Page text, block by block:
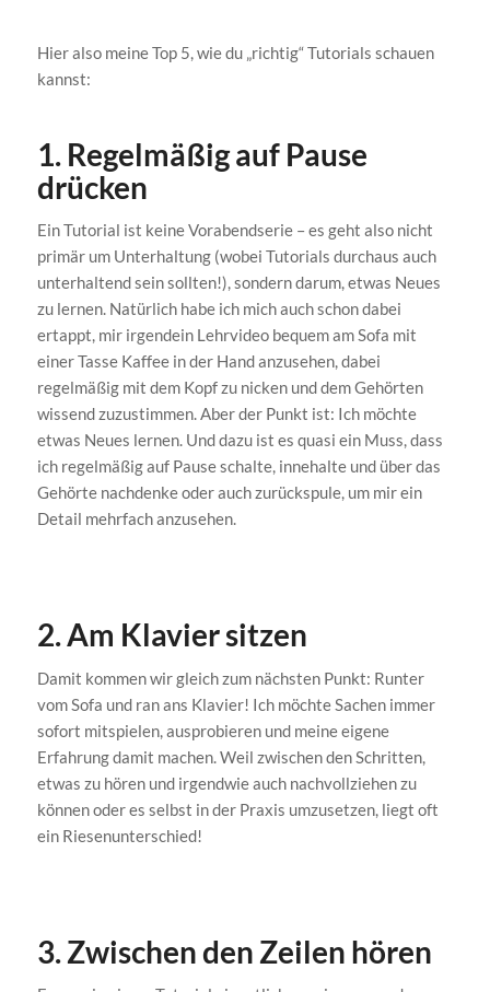
Hier also meine Top 5, wie du „richtig“ Tutorials schauen
kannst:
1. Regelmäßig auf Pause
drücken
Ein Tutorial ist keine Vorabendserie – es geht also nicht
primär um Unterhaltung (wobei Tutorials durchaus auch
unterhaltend sein sollten!), sondern darum, etwas Neues
zu lernen. Natürlich habe ich mich auch schon dabei
ertappt, mir irgendein Lehrvideo bequem am Sofa mit
einer Tasse Kaffee in der Hand anzusehen, dabei
regelmäßig mit dem Kopf zu nicken und dem Gehörten
wissend zuzustimmen. Aber der Punkt ist: Ich möchte
etwas Neues lernen. Und dazu ist es quasi ein Muss, dass
ich regelmäßig auf Pause schalte, innehalte und über das
Gehörte nachdenke oder auch zurückspule, um mir ein
Detail mehrfach anzusehen.
2. Am Klavier sitzen
Damit kommen wir gleich zum nächsten Punkt: Runter
vom Sofa und ran ans Klavier! Ich möchte Sachen immer
sofort mitspielen, ausprobieren und meine eigene
Erfahrung damit machen. Weil zwischen den Schritten,
etwas zu hören und irgendwie auch nachvollziehen zu
können oder es selbst in der Praxis umzusetzen, liegt oft
ein Riesenunterschied!
3. Zwischen den Zeilen hören